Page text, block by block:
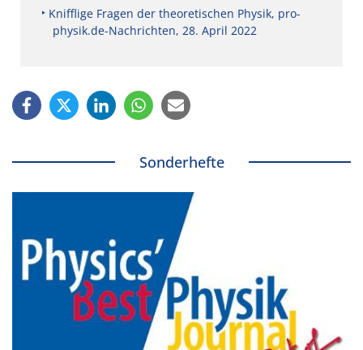
Knifflige Fragen der theoretischen Physik, pro-
physik.de-Nachrichten, 28. April 2022
Sonderhefte